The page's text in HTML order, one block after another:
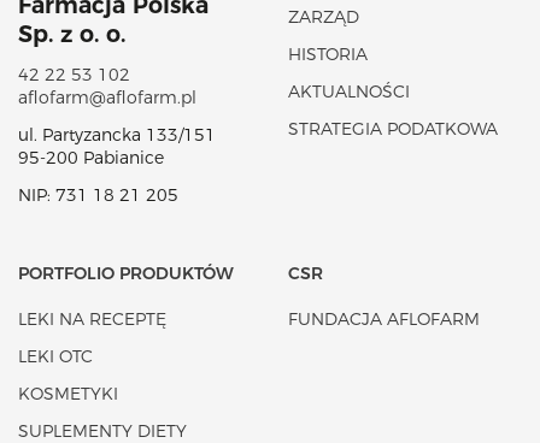
Sp. z o. o.
42 22 53 102
aflofarm@aflofarm.pl
ul. Partyzancka 133/151
95-200 Pabianice
NIP: 731 18 21 205
ZARZĄD
HISTORIA
AKTUALNOŚCI
STRATEGIA PODATKOWA
PORTFOLIO PRODUKTÓW
LEKI NA RECEPTĘ
LEKI OTC
KOSMETYKI
SUPLEMENTY DIETY
CSR
FUNDACJA AFLOFARM